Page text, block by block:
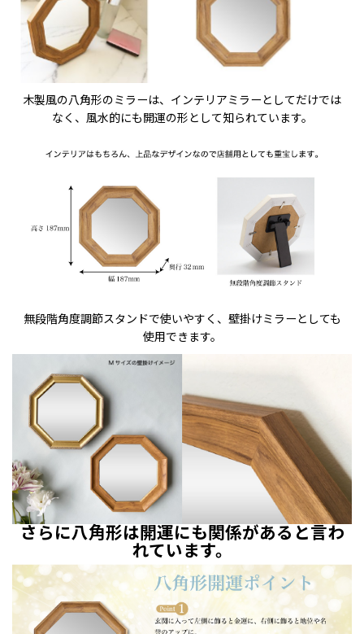
木製風の八角形のミラーは、インテリアミラーとしてだけでは
なく、風水的にも開運の形として知られています。
無段階角度調節スタンドで使いやすく、壁掛けミラーとしても
使用できます。
さらに八角形は開運にも関係があると言わ
れています。